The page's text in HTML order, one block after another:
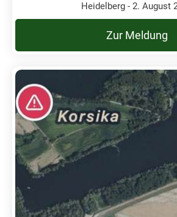
Heidelberg - 2. August
Zur Meldung